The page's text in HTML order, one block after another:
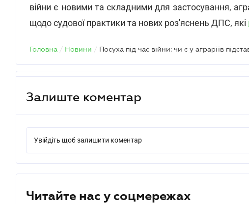
війни є новими та складними для застосування,
щодо судової практики та нових роз'яснень ДПС, які
Головна / Новини /
Залиште коментар
Увійдіть щоб залишити коментар
Читайте нас у соцмережах